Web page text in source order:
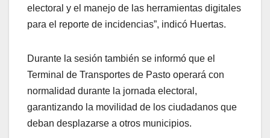
electoral y el manejo de las herramientas digitales
para el reporte de incidencias”, indicó Huertas.
Durante la sesión también se informó que el
Terminal de Transportes de Pasto operará con
normalidad durante la jornada electoral,
garantizando la movilidad de los ciudadanos que
deban desplazarse a otros municipios.